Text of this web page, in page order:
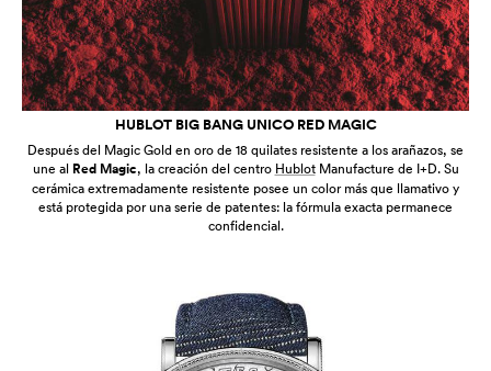
HUBLOT BIG BANG UNICO RED MAGIC
Después del Magic Gold en oro de 18 quilates resistente a los arañazos, se
une al Red Magic, la creación del centro HublotManufacture de I+D. Su
cerámica extremadamente resistente posee un color más que llamativo y
está protegida por una serie de patentes: la fórmula exacta permanece
confidencial.